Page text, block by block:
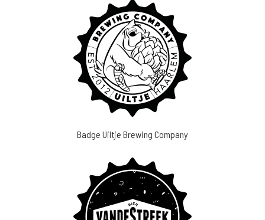
Badge Uiltje Brewing Company